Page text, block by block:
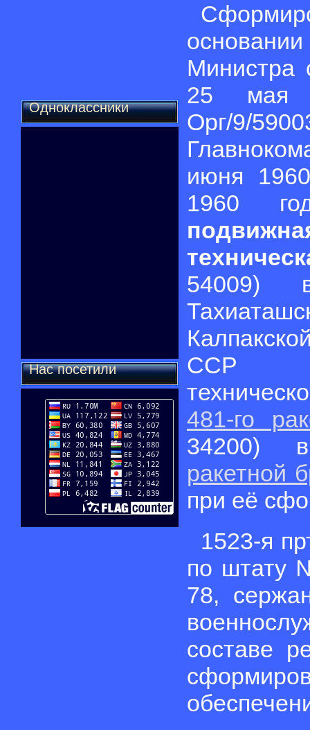
Одноклассники
Нас посетили
25 мая
Орг/
июня
1960
54009)
ССР
481-го
34200)
ракетной
при её
1523-я
по штату
78,
составе